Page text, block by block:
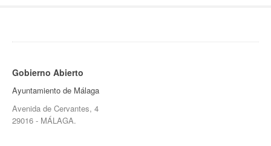
Gobierno Abierto
Ayuntamiento de Málaga
Avenida de Cervantes, 4
29016 - MÁLAGA.